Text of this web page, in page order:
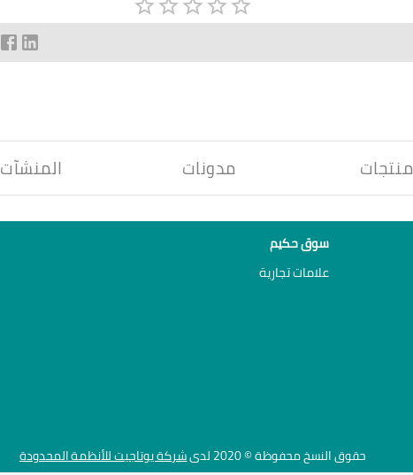
منتجات مدونات المنشآت
سوق حكيم
علامات تجارية
حقوق النسخ محفوظة © 2020 لدى شركة يوتاجيت للأنظمة المحدودة